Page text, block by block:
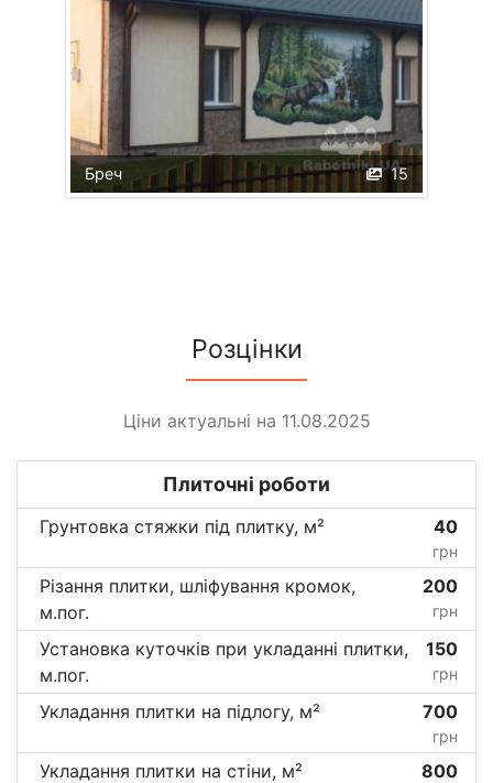
15
Бреч
Розцінки
Ціни актуальні на 11.08.2025
Плиточні роботи
Грунтовка стяжки під плитку, м² 40
грн
Різання плитки, шліфування кромок,
м.пог.
200
грн
Установка куточків при укладанні плитки,
м.пог.
150
грн
Укладання плитки на підлогу, м² 700
грн
Укладання плитки на стіни, м² 800